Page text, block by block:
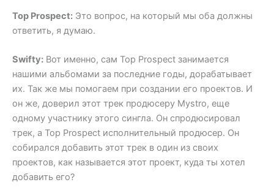
Top Prospect: Это вопрос, на который мы оба должны
ответить, я думаю.
Swifty: Вот именно, сам Top Prospect занимается
нашими альбомами за последние годы, дорабатывает
их. Так же мы помогаем при создании его проектов. И
он же, доверил этот трек продюсеру Mystro, еще
одному участнику этого сингла. Он спродюсировал
трек, а Top Prospect исполнительный продюсер. Он
собирался добавить этот трек в один из своих
проектов, как называется этот проект, куда ты хотел
добавить его?